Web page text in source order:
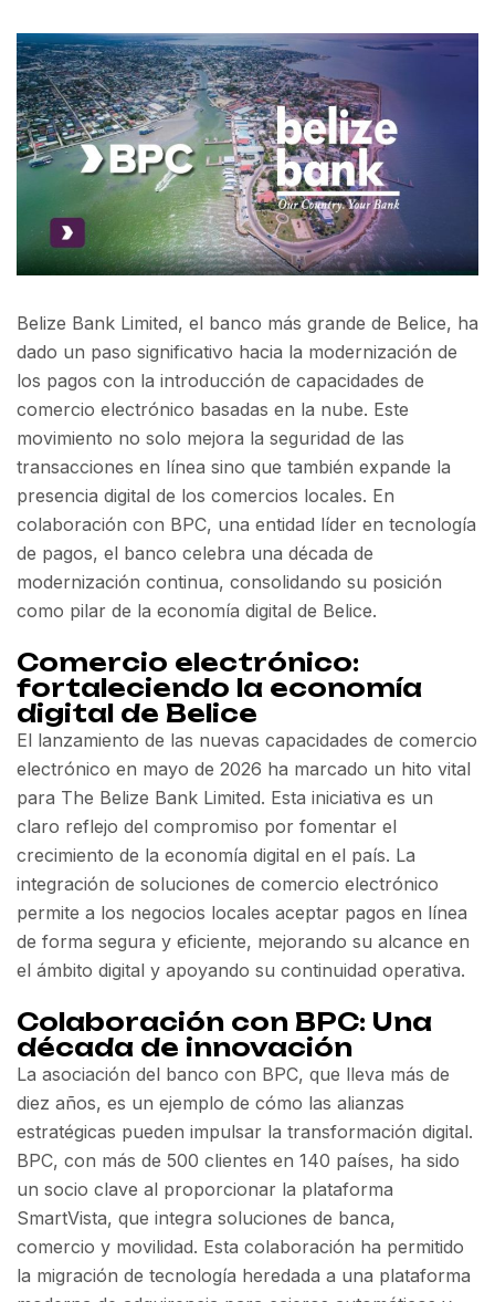
Belize Bank Limited, el banco más grande de Belice, ha
dado un paso significativo hacia la modernización de
los pagos con la introducción de capacidades de
comercio electrónico basadas en la nube. Este
movimiento no solo mejora la seguridad de las
transacciones en línea sino que también expande la
presencia digital de los comercios locales. En
colaboración con BPC, una entidad líder en tecnología
de pagos, el banco celebra una década de
modernización continua, consolidando su posición
como pilar de la economía digital de Belice.
Comercio electrónico:
fortaleciendo la economía
digital de Belice
El lanzamiento de las nuevas capacidades de comercio
electrónico en mayo de 2026 ha marcado un hito vital
para The Belize Bank Limited. Esta iniciativa es un
claro reflejo del compromiso por fomentar el
crecimiento de la economía digital en el país. La
integración de soluciones de comercio electrónico
permite a los negocios locales aceptar pagos en línea
de forma segura y eficiente, mejorando su alcance en
el ámbito digital y apoyando su continuidad operativa.
Colaboración con BPC: Una
década de innovación
La asociación del banco con BPC, que lleva más de
diez años, es un ejemplo de cómo las alianzas
estratégicas pueden impulsar la transformación digital.
BPC, con más de 500 clientes en 140 países, ha sido
un socio clave al proporcionar la plataforma
SmartVista, que integra soluciones de banca,
comercio y movilidad. Esta colaboración ha permitido
la migración de tecnología heredada a una plataforma